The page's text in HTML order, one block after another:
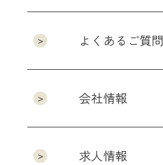
よくあるご質問
会社情報
求人情報